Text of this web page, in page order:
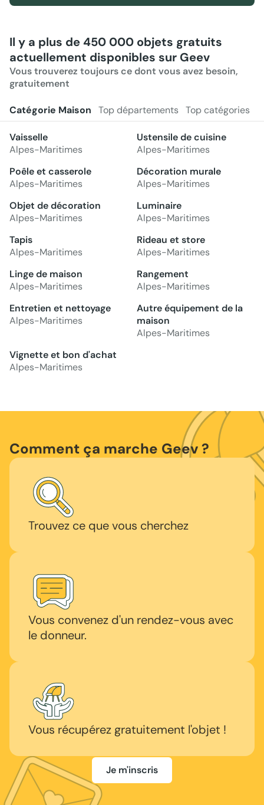
Il y a plus de 450 000 objets gratuits
actuellement disponibles sur Geev
Vous trouverez toujours ce dont vous avez besoin,
gratuitement
Catégorie Maison Top départements Top catégories
Vaisselle
Alpes-Maritimes
Ustensile de cuisine
Alpes-Maritimes
Poêle et casserole
Alpes-Maritimes
Décoration murale
Alpes-Maritimes
Objet de décoration
Alpes-Maritimes
Luminaire
Alpes-Maritimes
Tapis
Alpes-Maritimes
Rideau et store
Alpes-Maritimes
Linge de maison
Alpes-Maritimes
Rangement
Alpes-Maritimes
Entretien et nettoyage
Alpes-Maritimes
Autre équipement de la
maison
Alpes-Maritimes
Vignette et bon d'achat
Alpes-Maritimes
Comment ça marche Geev ?
Trouvez ce que vous cherchez
Vous convenez d'un rendez-vous avec
le donneur.
Vous récupérez gratuitement l'objet !
Je m'inscris